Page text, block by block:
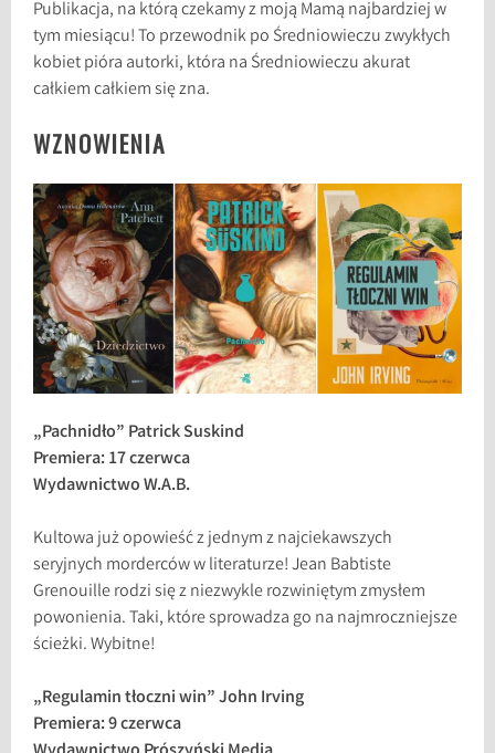
Publikacja, na którą czekamy z moją Mamą najbardziej w
tym miesiącu! To przewodnik po Średniowieczu zwykłych
kobiet pióra autorki, która na Średniowieczu akurat
całkiem całkiem się zna.
WZNOWIENIA
„Pachnidło” Patrick Suskind
Premiera: 17 czerwca
Wydawnictwo W.A.B.
Kultowa już opowieść z jednym z najciekawszych
seryjnych morderców w literaturze! Jean Babtiste
Grenouille rodzi się z niezwykle rozwiniętym zmysłem
powonienia. Taki, które sprowadza go na najmroczniejsze
ścieżki. Wybitne!
„Regulamin tłoczni win” John Irving
Premiera: 9 czerwca